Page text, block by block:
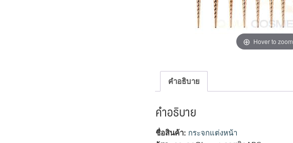
Hover to zoom
คำอธิบาย
คำอธิบาย
ชื่อสินค้า: กระจกแต่งหน้า